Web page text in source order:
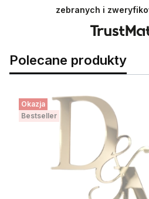
zebranych i
Polecane produkty
Okazja
Bestseller